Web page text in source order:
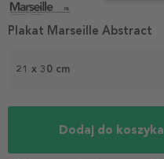
1
21 x 30 cm
Dodaj do koszyka
Plakat Marseille Abstract